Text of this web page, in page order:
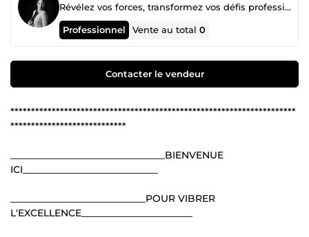
Révélez vos forces, transformez vos défis professionnels en opportunité de croissance
Professionnel Vente au total0
Contacter le vendeur
*********************************************************************
****************************
________________________________BIENVENUE
ICI____________________________
____________________________POUR VIBRER
L'EXCELLENCE_______________________